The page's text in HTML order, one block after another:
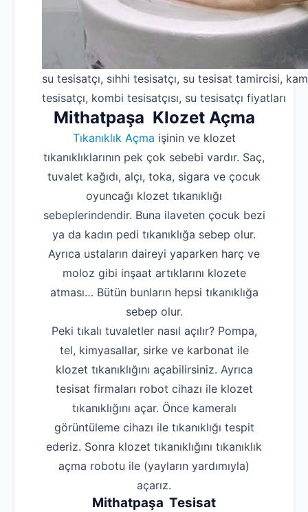
su tesisatçı, sıhhi tesisatçı, su tesisat tamircisi,
tesisatçı, kombi tesisatçısı, su tesisatçı fiyatları
Mithatpaşa Klozet Açma
Tıkanıklık Açma işinin ve klozet
tıkanıklıklarının pek çok sebebi vardır. Saç,
tuvalet kağıdı, alçı, toka, sigara ve çocuk
oyuncağı klozet tıkanıklığı
sebeplerindendir. Buna ilaveten çocuk bezi
ya da kadın pedi tıkanıklığa sebep olur.
Ayrıca ustaların daireyi yaparken harç ve
moloz gibi inşaat artıklarını klozete
atması… Bütün bunların hepsi tıkanıklığa
sebep olur.
Peki tıkalı tuvaletler nasıl açılır? Pompa,
tel, kimyasallar, sirke ve karbonat ile
klozet tıkanıklığını açabilirsiniz. Ayrıca
tesisat firmaları robot cihazı ile klozet
tıkanıklığını açar. Önce kameralı
görüntüleme cihazı ile tıkanıklığı tespit
ederiz. Sonra klozet tıkanıklığını tıkanıklık
açma robotu ile (yayların yardımıyla)
açarız.
Mithatpaşa Tesisat